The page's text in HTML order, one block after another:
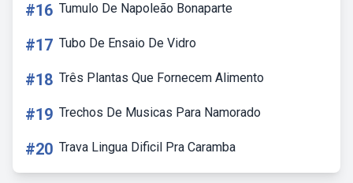
#16 Tumulo De Napoleão Bonaparte
#17 Tubo De Ensaio De Vidro
#18 Três Plantas Que Fornecem Alimento
#19 Trechos De Musicas Para Namorado
#20 Trava Lingua Dificil Pra Caramba